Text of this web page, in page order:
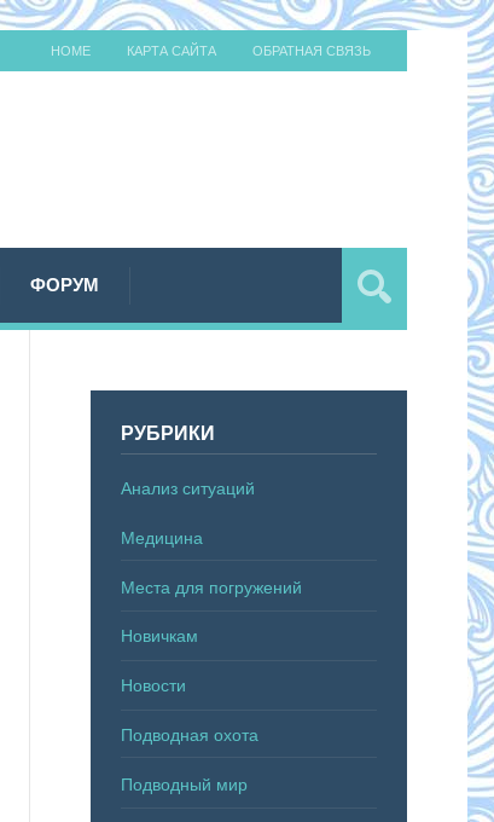
HOME КАРТА САЙТА ОБРАТНАЯ СВЯЗЬ
ФОРУМ
РУБРИКИ
Анализ ситуаций
Медицина
Места для погружений
Новичкам
Новости
Подводная охота
Подводный мир